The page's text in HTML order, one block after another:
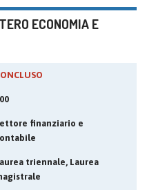
ECONOMIA E
finanziario e
triennale, Laurea